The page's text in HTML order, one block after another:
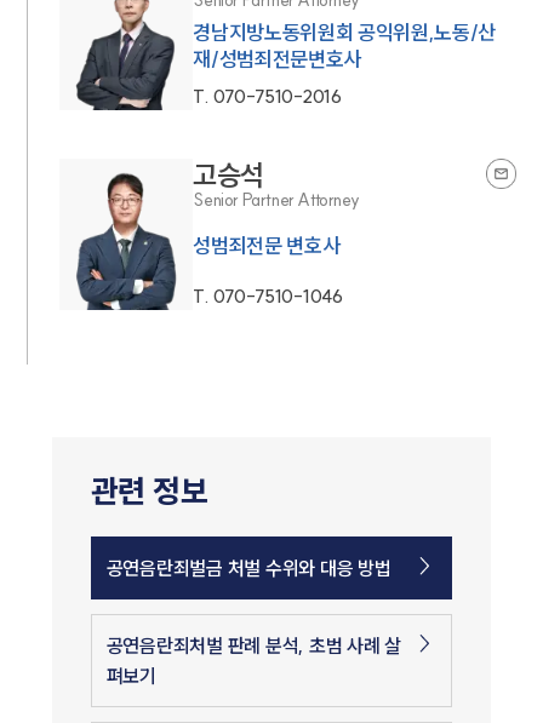
경남지방노동위원회 공익위원,노동/산
재/성범죄전문변호사
T. 070-7510-2016
고승석
Senior Partner Attorney
성범죄전문 변호사
T. 070-7510-1046
관련 정보
공연음란죄벌금 처벌 수위와 대응 방법
공연음란죄처벌 판례 분석, 초범 사례 살
펴보기